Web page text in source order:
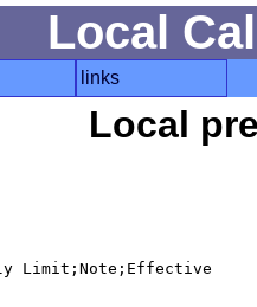
Local
links
Local